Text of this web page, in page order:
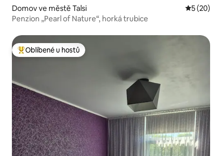
Domov ve městě Talsi Průměrné
5 (20)
Penzion „Pearl of Nature“, horká trubice
Nejlepší v kategorii Oblíbené u hostů
Oblíbené u hostů